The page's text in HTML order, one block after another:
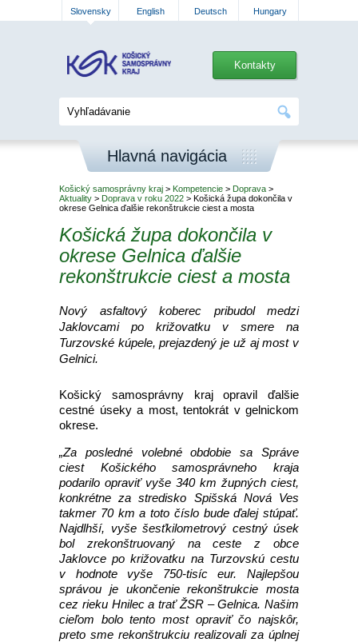
Slovensky English Deutsch Hungary
Kontakty
Hlavná navigácia
Košický samosprávny kraj > Kompetencie > Doprava >
Aktuality > Doprava v roku 2022 > Košická župa dokončila v
okrese Gelnica ďalšie rekonštrukcie ciest a mosta
Košická župa dokončila v
okrese Gelnica ďalšie
rekonštrukcie ciest a mosta
Nový asfaltový koberec pribudol medzi
Jaklovcami po križovatku v smere na
Turzovské kúpele, prejazdený je už aj most v
Gelnici.
Košický samosprávny kraj opravil ďalšie
cestné úseky a most, tentokrát v gelnickom
okrese.
„Za posledné volebné obdobie sa Správe
ciest Košického samosprávneho kraja
podarilo opraviť vyše 340 km župných ciest,
konkrétne za stredisko Spišská Nová Ves
takmer 70 km a toto číslo bude ďalej stúpať.
Najdlhší, vyše šesťkilometrový cestný úsek
bol zrekonštruovaný na ceste z obce
Jaklovce po križovatku na Turzovskú cestu
v hodnote vyše 750-tisíc eur. Najlepšou
správou je ukončenie rekonštrukcie mosta
cez rieku Hnilec a trať ŽSR – Gelnica. Našim
cieľom bolo tento most opraviť čo najskôr,
preto sme rekonštrukciu realizovali za úplnej